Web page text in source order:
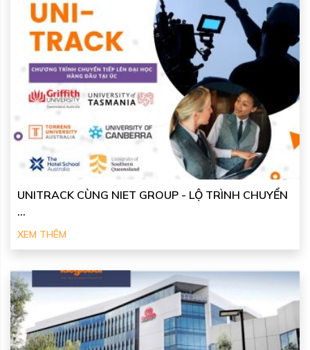
UNITRACK CÙNG NIET GROUP - LỘ TRÌNH CHUYỂN
...
XEM THÊM